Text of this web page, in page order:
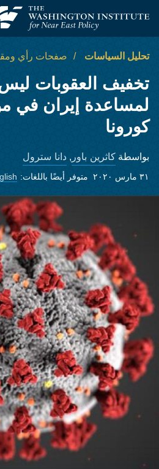
معهد واشنطن لسياسات الشرق الأدنى
تحليل السياسات صفحات رأي
تخفيف العقوبات
لمساعدة إيران في
كورونا
بواسطة كاثرين باور, دانا سترول
٣١ مارس ٢٠٢٠ متوفر أيضًا باللغات: